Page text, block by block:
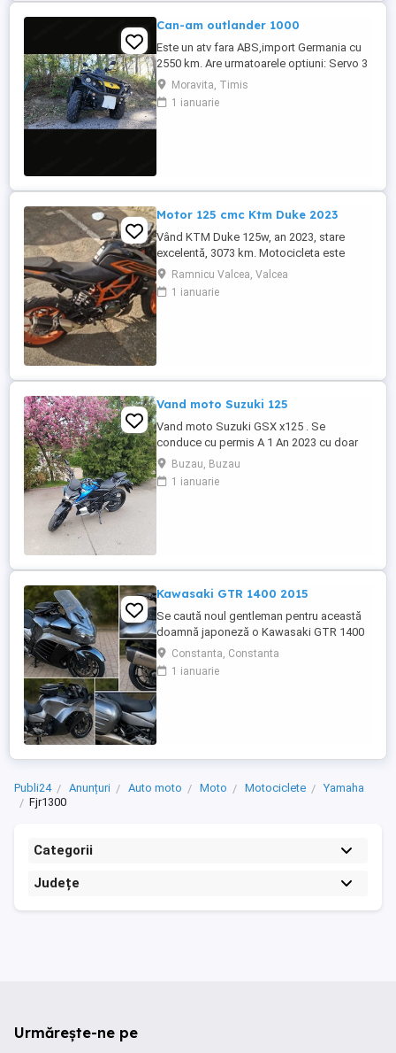
Can-am outlander 1000
Este un atv fara ABS,import Germania cu
2550 km. Are urmatoarele optiuni: Servo 3
nivele Suspensie FOX cu rebound Bullbar
fata Bullbar spate Handguardurile Can am
Jante beadlock
Moravita, Timis
1 ianuarie
Motor 125 cmc Ktm Duke 2023
Vând KTM Duke 125w, an 2023, stare
excelentă, 3073 km. Motocicleta este
ideală pentru începători sau pentru oraș.
Fără daune, lovituri!
Ramnicu Valcea, Valcea
1 ianuarie
Vand moto Suzuki 125
Vand moto Suzuki GSX x125 . Se
conduce cu permis A 1 An 2023 cu doar
5000km Stare impecabila , fara cazaturi
ITP valabil pana in noiembrie 2027 Revizii
si schimb de ulei in service autorizat
Buzau, Buzau
1 ianuarie
Kawasaki GTR 1400 2015
Se caută noul gentleman pentru această
doamnă japoneză o Kawasaki GTR 1400
care încă întoarce priviri și iubește
kilometrii. A fost răsfățată, întreținută la
timp și tratată cu respect. O dau doar
Constanta, Constanta
1 ianuarie
Publi24 Anunțuri Auto moto Moto Motociclete
Yamaha
Fjr1300
Categorii
Județe
Urmărește-ne pe